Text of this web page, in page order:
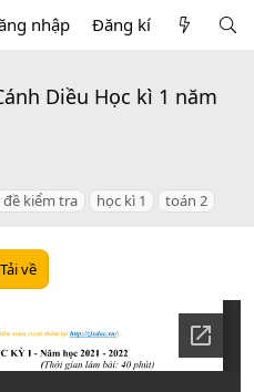
nhập Đăng kí
Diều Học kì 1 năm
đề kiểm tra học kì 1 toán 2
Tải về